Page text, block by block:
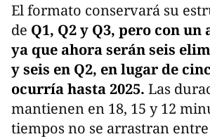
El formato conservará su
de Q1, Q2 y Q3, pero con un
ya que ahora serán seis
y seis en Q2, en lugar de
ocurría hasta 2025. Las
mantienen en 18, 15 y 12
tiempos no se arrastran